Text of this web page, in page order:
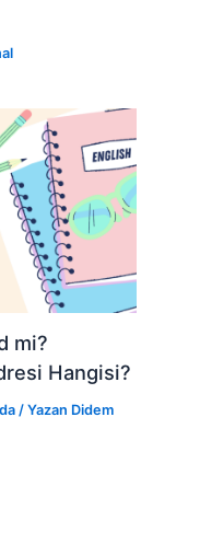
mi?
Hangisi?
/ Yazan Didem